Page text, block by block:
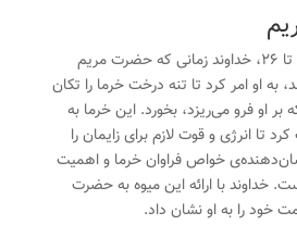
در سوره مریم، آیات 23 تا 26، خداوند زمانی که حضرت مریم
به او امر کرد تا تنه درختخرما را تکان
بر او فرو می‌ریزد، بخورد. این خرما به
انرژی و قوت لازم برای زایمان را
خواص فراوان خرما و اهمیت
خداوند با ارائه این میوه به حضرت
را به او نشان داد.